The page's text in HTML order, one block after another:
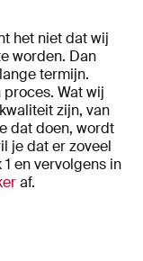
het niet dat wij
worden. Dan
termijn.
Wat wij
zijn, van
dat doen, wordt
je dat er zoveel
en vervolgens in
af.